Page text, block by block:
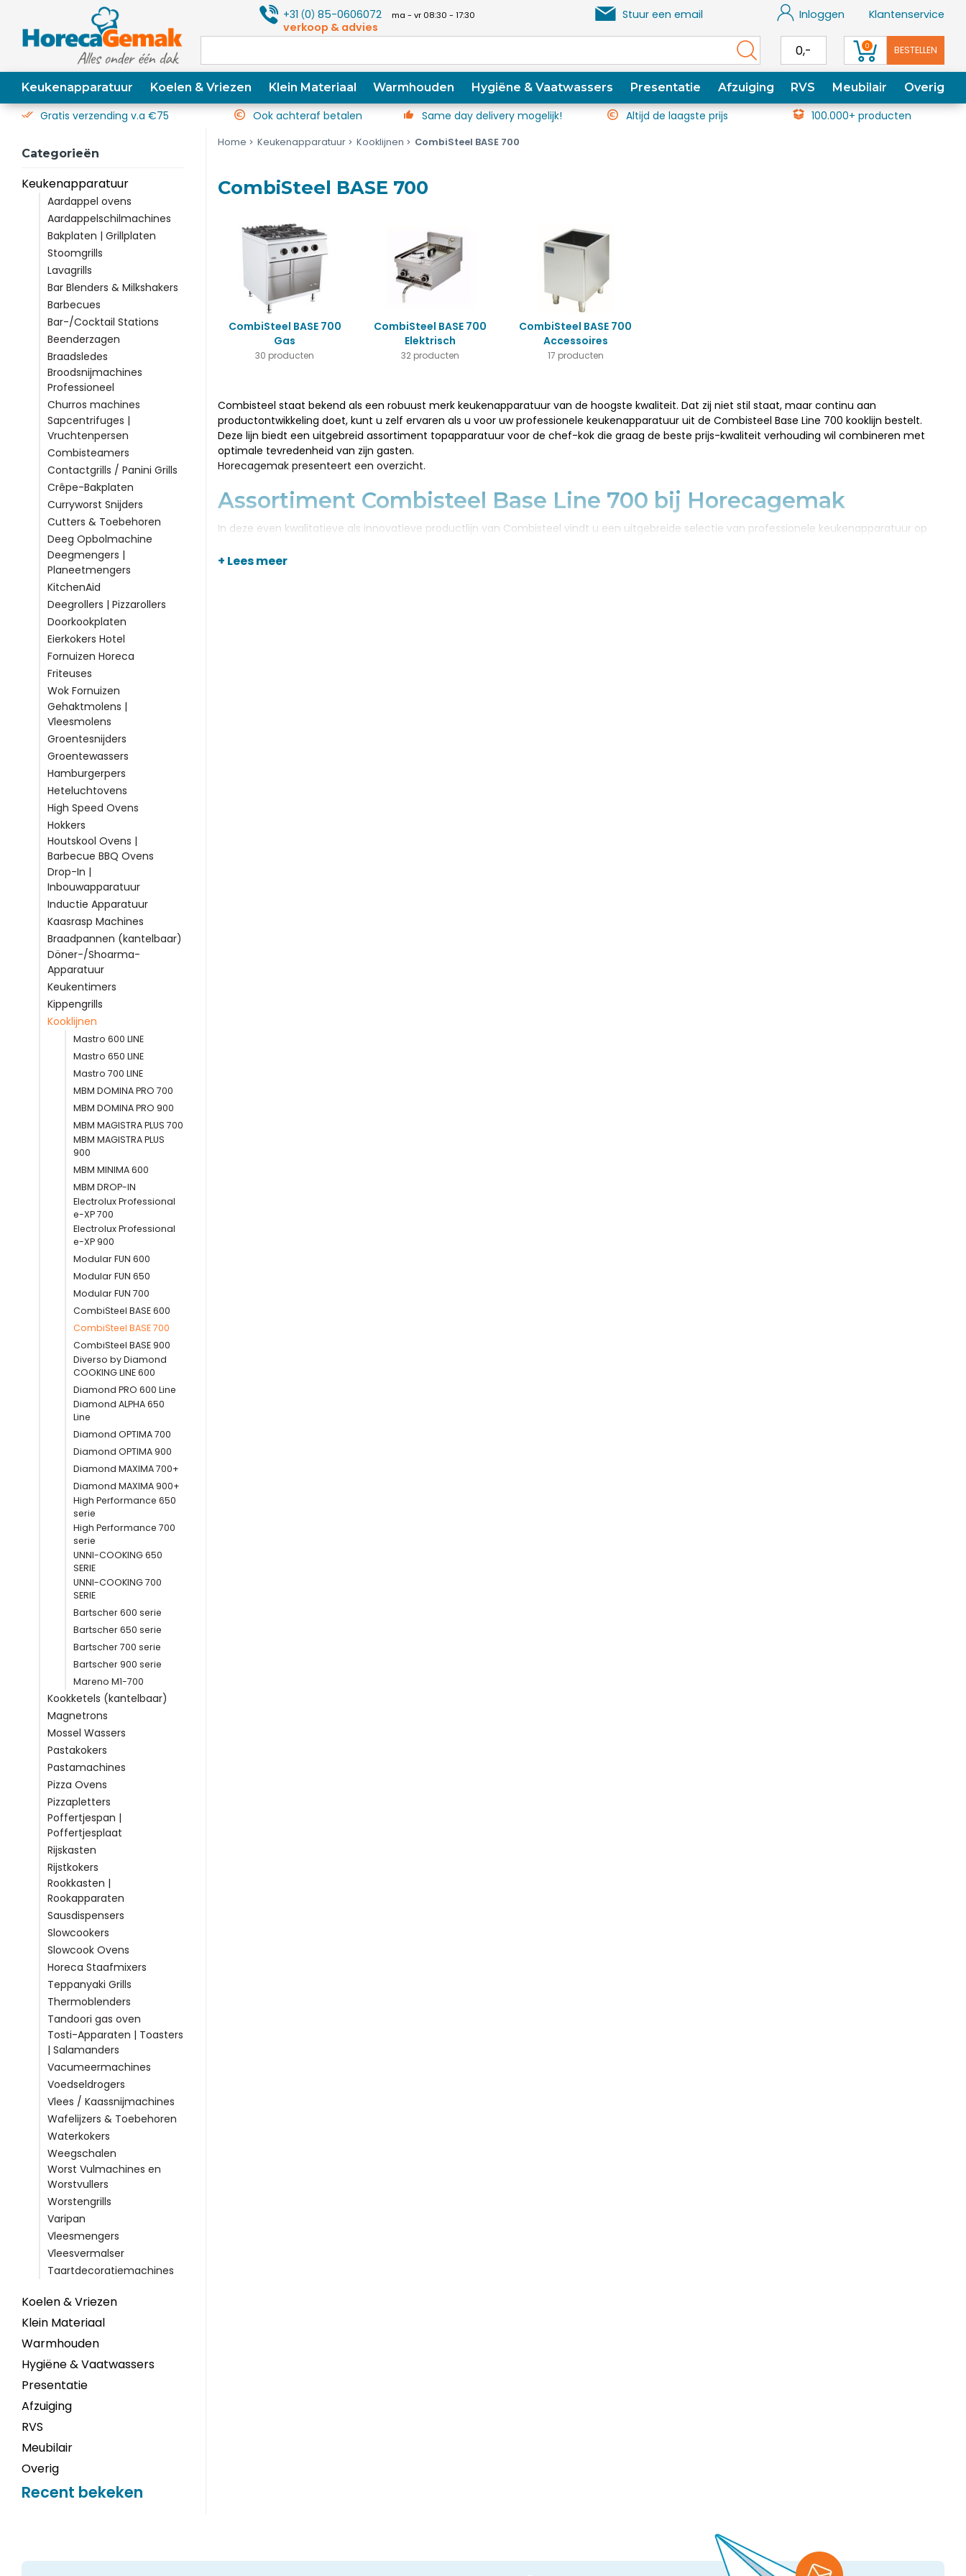
+31(0) 85-0606072 ma - vr 08:30 - 17:30
verkoop & advies
Stuur een email Inloggen Klantenservice
0,- 0 BESTELLEN
Keukenapparatuur Koelen & Vriezen Klein Materiaal Warmhouden Hygiëne & Vaatwassers Presentatie Afzuiging RVS Meubilair Overig
Gratis verzending v.a €75 Ook achteraf betalen Same day delivery mogelijk! Altijd de laagste prijs 100.000+ producten
Categorieën
Keukenapparatuur
Aardappel ovens
Aardappelschilmachines
Bakplaten | Grillplaten
Stoomgrills
Lavagrills
Bar Blenders & Milkshakers
Barbecues
Bar-/Cocktail Stations
Beenderzagen
Braadsledes
Broodsnijmachines
Professioneel
Churros machines
Sapcentrifuges |
Vruchtenpersen
Combisteamers
Contactgrills / Panini Grills
Crêpe-Bakplaten
Curryworst Snijders
Cutters & Toebehoren
Deeg Opbolmachine
Deegmengers |
Planeetmengers
KitchenAid
Deegrollers | Pizzarollers
Doorkookplaten
Eierkokers Hotel
Fornuizen Horeca
Friteuses
Wok Fornuizen
Gehaktmolens |
Vleesmolens
Groentesnijders
Groentewassers
Hamburgerpers
Heteluchtovens
High Speed Ovens
Hokkers
Houtskool Ovens |
Barbecue BBQ Ovens
Drop-In |
Inbouwapparatuur
Inductie Apparatuur
Kaasrasp Machines
Braadpannen (kantelbaar)
Döner-/Shoarma-
Apparatuur
Keukentimers
Kippengrills
Kooklijnen
Mastro 600 LINE
Mastro 650 LINE
Mastro 700 LINE
MBM DOMINA PRO 700
MBM DOMINA PRO 900
MBM MAGISTRA PLUS 700
MBM MAGISTRA PLUS
900
MBM MINIMA 600
MBM DROP-IN
Electrolux Professional
e-XP 700
Electrolux Professional
e-XP 900
Modular FUN 600
Modular FUN 650
Modular FUN 700
CombiSteel BASE 600
CombiSteel BASE 700
CombiSteel BASE 900
Diverso by Diamond
COOKING LINE 600
Diamond PRO 600 Line
Diamond ALPHA 650
Line
Diamond OPTIMA 700
Diamond OPTIMA 900
Diamond MAXIMA 700+
Diamond MAXIMA 900+
High Performance 650
serie
High Performance 700
serie
UNNI-COOKING 650
SERIE
UNNI-COOKING 700
SERIE
Bartscher 600 serie
Bartscher 650 serie
Bartscher 700 serie
Bartscher 900 serie
Mareno M1-700
Kookketels (kantelbaar)
Magnetrons
Mossel Wassers
Pastakokers
Pastamachines
Pizza Ovens
Pizzapletters
Poffertjespan |
Poffertjesplaat
Rijskasten
Rijstkokers
Rookkasten |
Rookapparaten
Sausdispensers
Slowcookers
Slowcook Ovens
Horeca Staafmixers
Teppanyaki Grills
Thermoblenders
Tandoori gas oven
Tosti-Apparaten | Toasters
| Salamanders
Vacumeermachines
Voedseldrogers
Vlees / Kaassnijmachines
Wafelijzers & Toebehoren
Waterkokers
Weegschalen
Worst Vulmachines en
Worstvullers
Worstengrills
Varipan
Vleesmengers
Vleesvermalser
Taartdecoratiemachines
Koelen & Vriezen
Klein Materiaal
Warmhouden
Hygiëne & Vaatwassers
Presentatie
Afzuiging
RVS
Meubilair
Overig
Recent bekeken
Home Keukenapparatuur Kooklijnen CombiSteel BASE 700
CombiSteel BASE 700
CombiSteel BASE 700
Gas
30 producten
CombiSteel BASE 700
Elektrisch
32 producten
CombiSteel BASE 700
Accessoires
17 producten
Combisteel staat bekend als een robuust merk keukenapparatuur van de hoogste kwaliteit. Dat zij niet stil staat, maar continu aan
productontwikkeling doet, kunt u zelf ervaren als u voor uw professionele keukenapparatuur uit de Combisteel Base Line 700 kooklijn bestelt.
Deze lijn biedt een uitgebreid assortiment topapparatuur voor de chef-kok die graag de beste prijs-kwaliteit verhouding wil combineren met
optimale tevredenheid van zijn gasten.
Horecagemak presenteert een overzicht.
Assortiment Combisteel Base Line 700 bij Horecagemak
In deze even kwalitatieve als innovatieve productlijn van Combisteel vindt u een uitgebreide selectie van professionele keukenapparatuur op
Uiteraard biedt Combisteel Base Line 700 kooklijn ook de beste elektrische apparatuur. Zo kunt u denken aan bain maries, friet warmhoud units
+ Lees meer